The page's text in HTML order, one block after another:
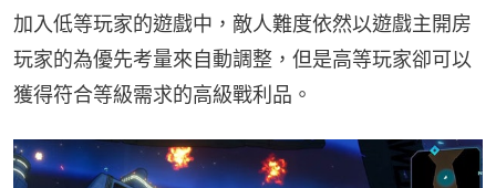
加入低等玩家的遊戲中，敵人難度依然以遊戲主開房
玩家的為優先考量來自動調整，但是高等玩家卻可以
獲得符合等級需求的高級戰利品。